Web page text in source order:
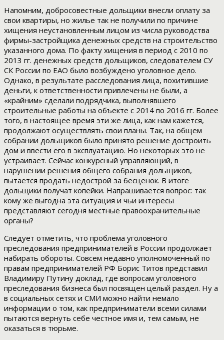
Напомним, добросовестные дольщики внесли оплату за
свои квартиры, но жилье так не получили по причине
хищения неустановленным лицом из числа руководства
фирмы-застройщика денежных средств на строительство
указанного дома. По факту хищения в период с 2010 по
2013 гг. денежных средств дольщиков, следователем СУ
СК России по ЕАО было возбуждено уголовное дело.
Однако, в результате расследования лица, похитившие
деньги, к ответственности привлечены не были, а
«крайним» сделали подрядчика, выполнявшего
строительные работы на объекте с 2014 по 2016 гг. Более
того, в настоящее время эти же лица, как нам кажется,
продолжают осуществлять свои планы. Так, на общем
собрании дольщиков было принято решение достроить
дом и ввести его в эксплуатацию. Но некоторых это не
устраивает. Сейчас конкурсный управляющий, в
нарушении решения общего собрания дольщиков,
пытается продать недострой за бесценок. В итоге
дольщики получат копейки. Напрашивается вопрос: так
кому же выгодна эта ситуация и чьи интересы
представляют сегодня местные правоохранительные
органы?
Следует отметить, что проблема уголовного
преследования предпринимателей в России продолжает
набирать обороты. Совсем недавно уполномоченный по
правам предпринимателей РФ Борис Титов представил
Владимиру Путину доклад, где вопросам уголовного
преследования бизнеса был посвящен целый раздел. Ну а
в социальных сетях и СМИ можно найти немало
информации о том, как предприниматели всеми силами
пытаются вернуть себе честное имя и, тем самым, не
оказаться в тюрьме.